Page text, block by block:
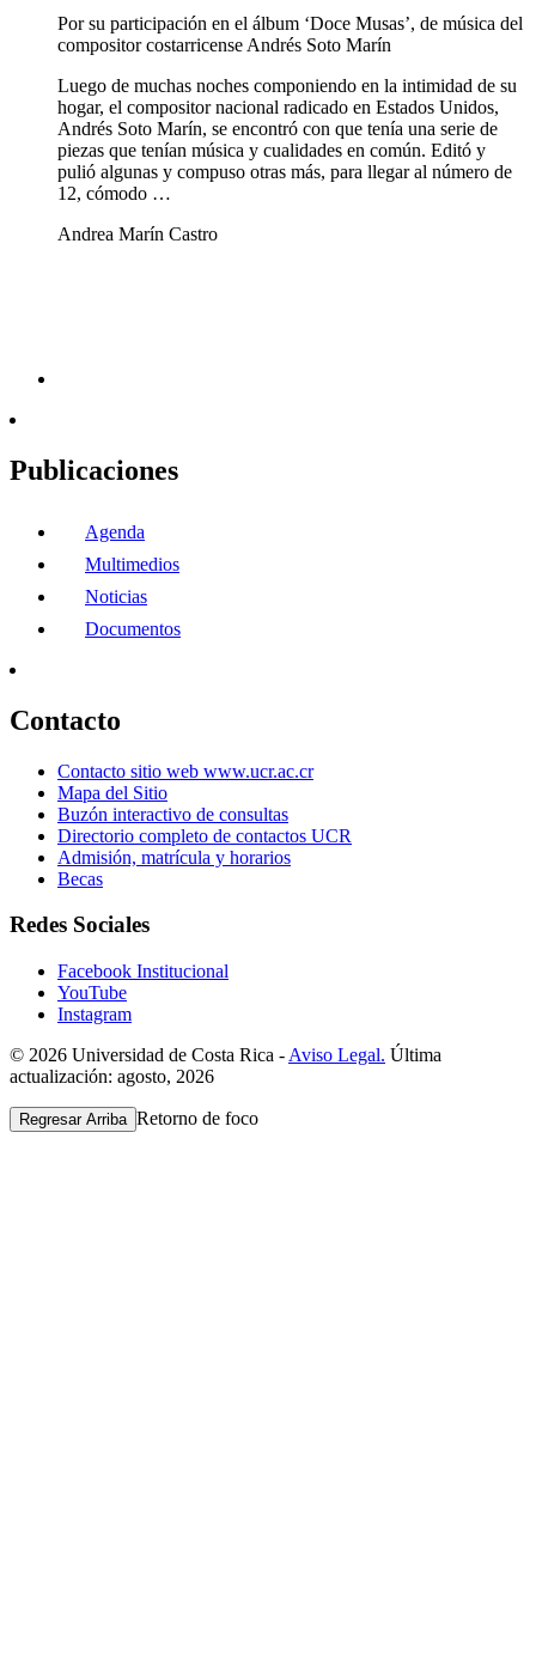
Por su participación en el álbum ‘Doce Musas’, de música del
compositor costarricense Andrés Soto Marín
Luego de muchas noches componiendo en la intimidad de su
hogar, el compositor nacional radicado en Estados Unidos,
Andrés Soto Marín, se encontró con que tenía una serie de
piezas que tenían música y cualidades en común. Editó y
pulió algunas y compuso otras más, para llegar al número de
12, cómodo …
Andrea Marín Castro
Publicaciones
Agenda
Multimedios
Noticias
Documentos
Contacto
Contacto sitio web www.ucr.ac.cr
Mapa del Sitio
Buzón interactivo de consultas
Directorio completo de contactos UCR
Admisión, matrícula y horarios
Becas
Redes Sociales
Facebook Institucional
YouTube
Instagram
© 2026 Universidad de Costa Rica - Aviso Legal. Última
actualización: agosto, 2026
Regresar Arriba Retorno de foco